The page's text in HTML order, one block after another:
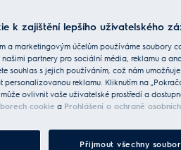
Standard Balíček120 Kč Zdarma
o dopravě a službách naleznete
k zajištění lepšího uživatelského
a marketingovým účelům používáme soubory
partnery pro sociální média, reklamu a
souhlas s jejich používáním, což nám umožňuje
personalizovanou reklamu. Kliknutím na
ovlivnit vaše uživatelské prostředí a
cookie a Prohlášení o ochraně
Přijmout všechny